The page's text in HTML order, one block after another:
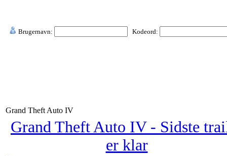
Brugernavn: Kodeord:
Grand Theft Auto IV
Grand Theft Auto IV - Sidste
er klar